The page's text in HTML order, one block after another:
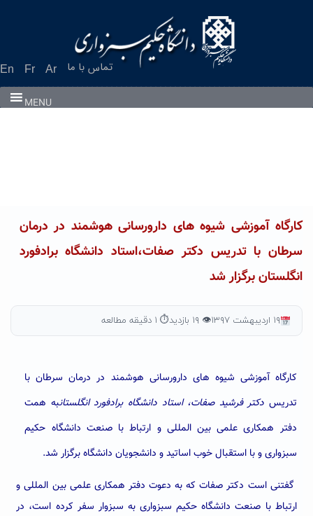
En Fr Ar تماس با ما
MENU
کارگاه آموزشی شیوه های دارورسانی هوشمند در درمان
سرطان با تدریس دکتر صفات،استاد دانشگاه برادفورد
انگلستان برگزار شد
۱۹ اردیبهشت ۱۳۹۷ 👁 ۱۹ بازدید ⏱ ۱ دقیقه مطالعه
کارگاه آموزشی شیوه های دارورسانی هوشمند در درمان سرطان با
تدریس دکتر فرشید صفات،استاد دانشگاه برادفورد انگلستانبه همت
دفتر همکاری علمی بین المللی و ارتباط با صنعت دانشگاه حکیم
سبزواری و با استقبال خوب اساتید و دانشجویان دانشگاه برگزار شد.
گفتنی است دکتر صفات که به دعوت دفتر همکاری علمی بین المللی و
ارتباط با صنعت دانشگاه حکیم سبزواری به سبزوار سفر کرده است، در